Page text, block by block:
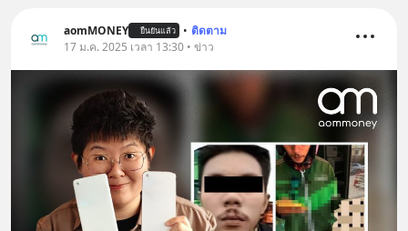
aomMONEY ยืนยันแล้ว • ติดตาม
17 ม.ค. 2025 เวลา 13:30 • ข่าว